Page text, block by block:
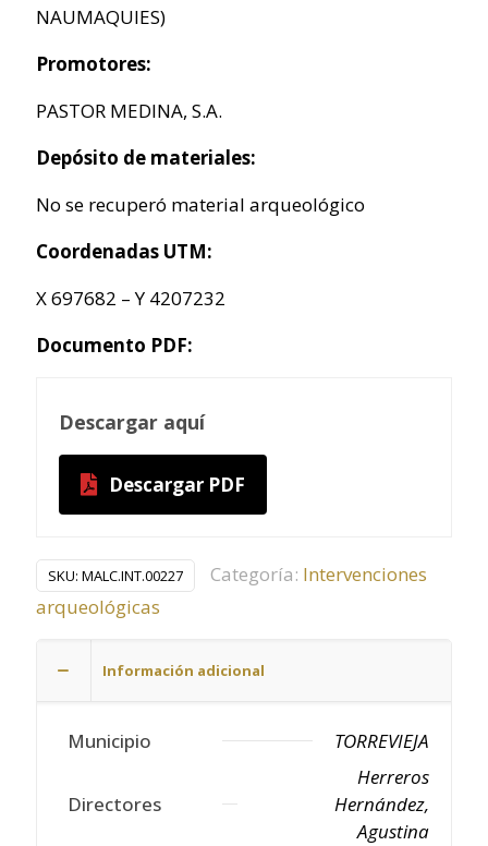
NAUMAQUIES)
Promotores:
PASTOR MEDINA, S.A.
Depósito de materiales:
No se recuperó material arqueológico
Coordenadas UTM:
X 697682 – Y 4207232
Documento PDF:
Descargar aquí
Descargar PDF
SKU: MALC.INT.00227 Categoría: Intervenciones
arqueológicas
Información adicional
Municipio TORREVIEJA
Directores
Herreros
Hernández,
Agustina